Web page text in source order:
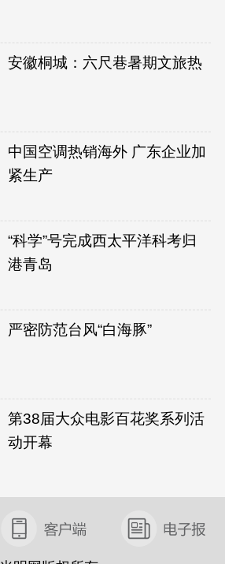
安徽桐城：六尺巷暑期文旅热
中国空调热销海外 广东企业加
紧生产
“科学”号完成西太平洋科考归
港青岛
严密防范台风“白海豚”
第38届大众电影百花奖系列活
动开幕